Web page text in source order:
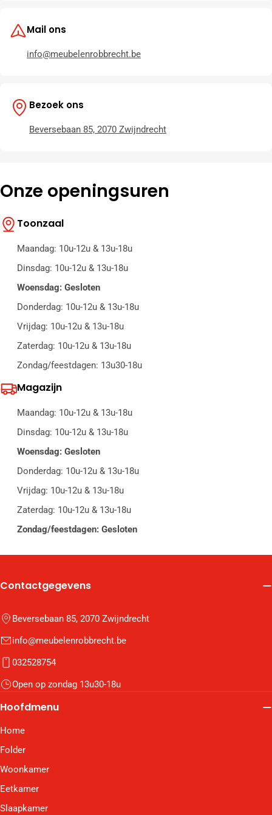
Mail ons
info@meubelenrobbrecht.be
Bezoek ons
Beversebaan 85, 2070 Zwijndrecht
Onze openingsuren
Toonzaal
Maandag: 10u-12u & 13u-18u
Dinsdag: 10u-12u & 13u-18u
Woensdag: Gesloten
Donderdag: 10u-12u & 13u-18u
Vrijdag: 10u-12u & 13u-18u
Zaterdag: 10u-12u & 13u-18u
Zondag/feestdagen: 13u30-18u
Magazijn
Maandag: 10u-12u & 13u-18u
Dinsdag: 10u-12u & 13u-18u
Woensdag: Gesloten
Donderdag: 10u-12u & 13u-18u
Vrijdag: 10u-12u & 13u-18u
Zaterdag: 10u-12u & 13u-18u
Zondag/feestdagen: Gesloten
Contactgegevens
Beversebaan 85, 2070 Zwijndrecht
info@meubelenrobbrecht.be
032528754
Open op zondag 13u30-18u
Hoofdmenu
Home
Folder
Woonkamer
Eetkamer
Slaapkamer